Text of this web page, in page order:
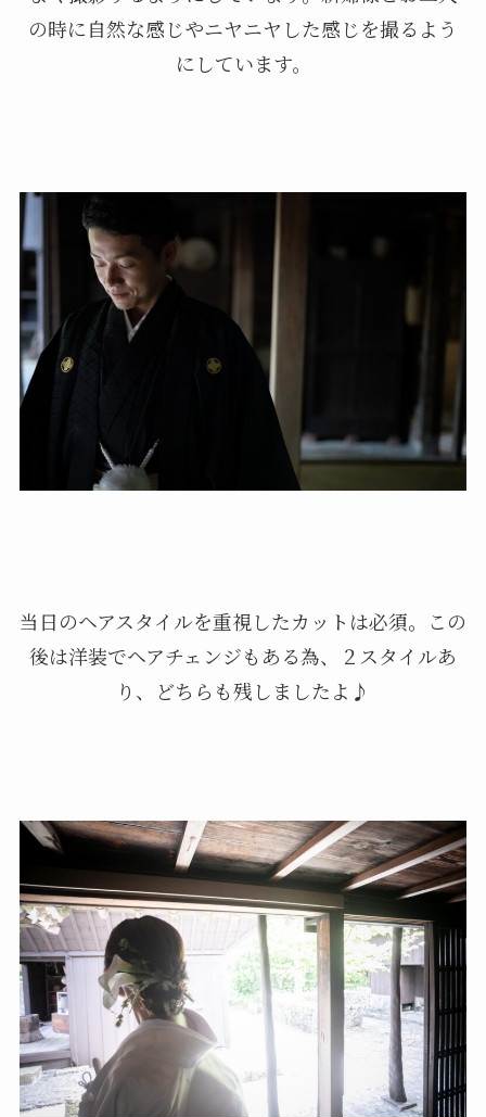
の時に自然な感じやニヤニヤした感じを撮るよう
にしています。
当日のヘアスタイルを重視したカットは必須。この
後は洋装でヘアチェンジもある為、２スタイルあ
り、どちらも残しましたよ♪